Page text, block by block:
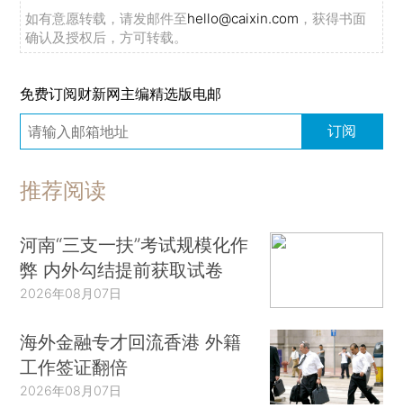
身高变化是一个发育过程，会受到后天环境如
饮食、生活习惯等诸多方面的影响，如果这些因素
权威医学杂志《柳叶刀》发布过关于全球青少
年身高的研究，覆盖了全球193个国家的6500万名
青少年儿童。研究结果中，有一点特别值得关注，
例如，从1985年到2019年，中国19岁男孩的
平均身高增加了8厘米，变化规模居世界前列[3]。
如今，我国青少年的平均身高已位居东亚第一
位。而过去的30多年间，遗传因素的变化规模不
大，所以，让平均身高骤增的原因在于：外部营养
如有意愿转载，请发邮件至hello@caixin.com ，获得书面
确认及授权后，方可转载。
免费订阅财新网主编精选版电邮
订阅
推荐阅读
河南“三支一扶”考试规模化作
弊 内外勾结提前获取试卷
2026年08月07日
海外金融专才回流香港 外籍
工作签证翻倍
2026年08月07日